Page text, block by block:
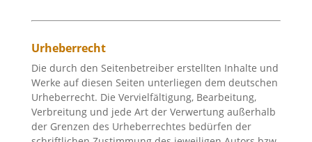
Urheberrecht
Die durch den Seitenbetreiber erstellten Inhalte und
Werke auf diesen Seiten unterliegen dem deutschen
Urheberrecht. Die Vervielfältigung, Bearbeitung,
Verbreitung und jede Art der Verwertung außerhalb
der Grenzen des Urheberrechtes bedürfen der